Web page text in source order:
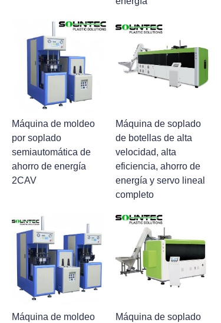
Máquina de moldeo
por soplado
semiautomática de
ahorro de energía
2CAV
Máquina de soplado
de botellas de alta
velocidad, alta
eficiencia, ahorro de
energía y servo lineal
completo
Máquina de moldeo
Máquina de soplado